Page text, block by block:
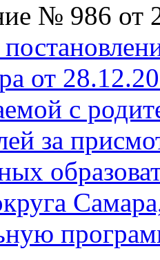
№ 986 от
от
с
за